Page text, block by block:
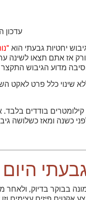
עדכון
יחטיות גבעתי הוא
אז אתם תצאו לשינה
מדוע הגיבוש
שינוי כלל פרט לאקט
בודדים
כשנה ומאז כשלושה
גבעתי
בבוקר בדיוק, ולאחר